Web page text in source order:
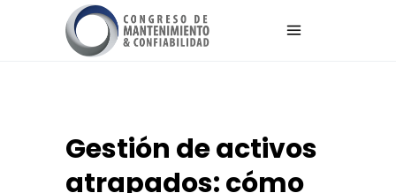
Gestión de activos
atrapados: cómo